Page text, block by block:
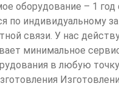
оборудование – 1
индивидуальному
связи. У нас
минимальное
в любую